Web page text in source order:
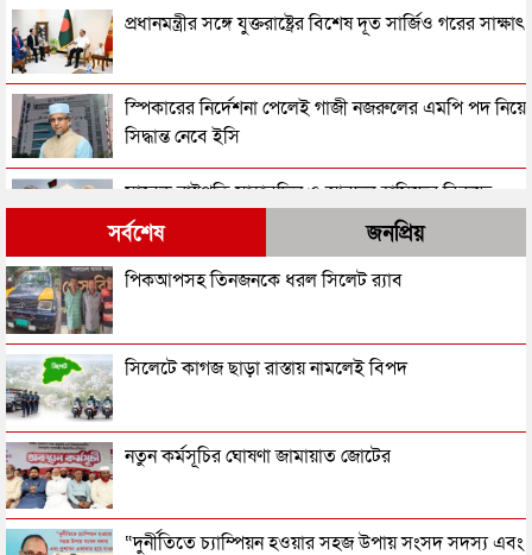
প্রধানমন্ত্রীর সঙ্গে যুক্তরাষ্ট্রের বিশেষ দূত সার্জিও গরের সাক্ষাৎ
স্পিকারের নির্দেশনা পেলেই গাজী নজরুলের এমপি পদ নিয়ে
সিদ্ধান্ত নেবে ইসি
সাবেক রাষ্ট্রপতি সাহাবুদ্দিন ও আবদুল হামিদের বিরুদ্ধে
ট্রাইব্যুনালে অভিযোগ
রাষ্ট্রপতি পদ থেকে পদত্যাগ করছেন মোহাম্মদ সাহাবুদ্দিন!
তরুণীর সাথে ভিডিও: গাজী নজরুলকে এমপি পদ ছাড়তে
একনেকে ১৪ হাজার ৪১ কোটি টাকার ৮ প্রকল্প অনুমোদন
ভিডিওর তরুণীকে এবার নিজের ‘দ্বিতীয় স্ত্রী’ দাবি করছেন
সর্বশেষ জনপ্রিয়
পিকআপসহ তিনজনকে ধরল সিলেট র‌্যাব
সিলেটে কাগজ ছাড়া রাস্তায় নামলেই বিপদ
নতুন কর্মসূচির ঘোষণা জামায়াত জোটের
“দুর্নীতিতে চ্যাম্পিয়ন হওয়ার সহজ উপায় সংসদ সদস্য এবং